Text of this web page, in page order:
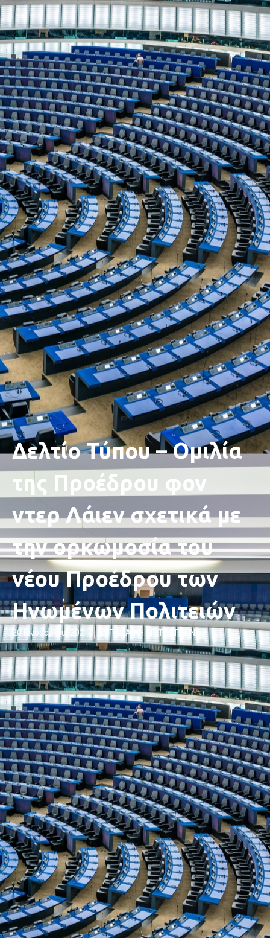
Δελτίο Τύπου – Ομιλία
της Προέδρου φον
ντερ Λάιεν σχετικά με
την ορκωμοσία του
νέου Προέδρου των
Ηνωμένων Πολιτειών
20 Ιανουαρίου, 2021 ΕΥΡΩΠΑΪΚΗ ΕΠΙΤΡΟΠΉ Νέα